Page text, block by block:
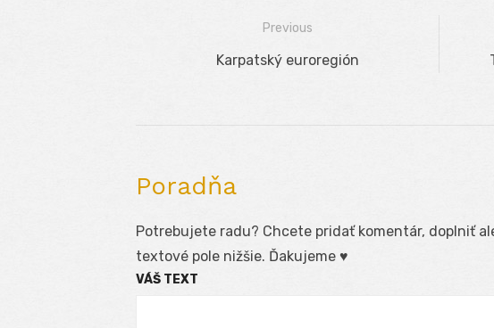
Navigácia
Previous
Previous
Karpatský euroregión
Poradňa
Potrebujete radu? Chcete pridať komentár, doplniť
textové pole nižšie. Ďakujeme ♥
VÁŠ TEXT